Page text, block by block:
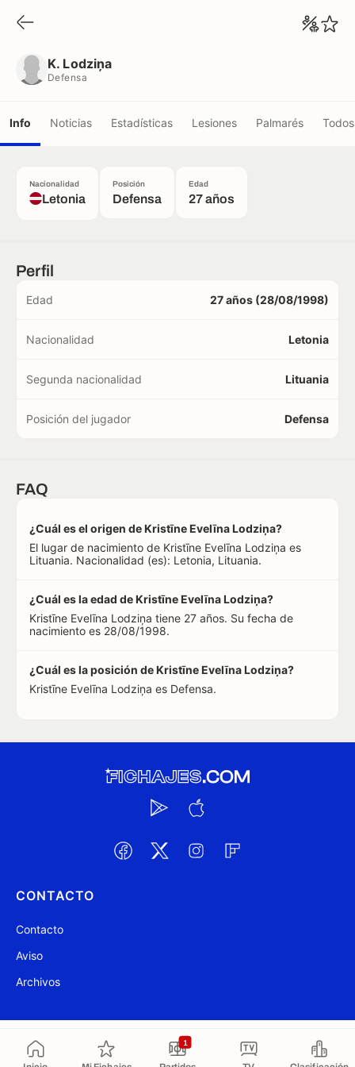
1
K. Lodziņa
Defensa
Info Noticias Estadísticas Lesiones Palmarés
Nacionalidad
Letonia
Posición
Defensa
Edad
27 años
Perfil
Edad 27 años (28/08/1998)
Nacionalidad Letonia
Segunda nacionalidad Lituania
Posición del jugador Defensa
FAQ
¿Cuál es el origen de Kristīne Evelīna Lodziņa?
El lugar de nacimiento de Kristīne Evelīna Lodziņa es
Lituania. Nacionalidad (es): Letonia, Lituania.
¿Cuál es la edad de Kristīne Evelīna Lodziņa?
Kristīne Evelīna Lodziņa tiene 27 años. Su fecha de
nacimiento es 28/08/1998.
¿Cuál es la posición de Kristīne Evelīna Lodziņa?
Kristīne Evelīna Lodziņa es Defensa.
CONTACTO
Contacto
Aviso
Archivos